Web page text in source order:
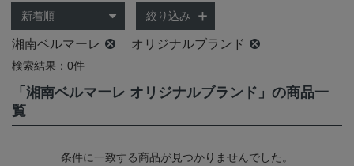
絞り込み
湘南ベルマーレ オリジナルブランド
検索結果：0件
「湘南ベルマーレ オリジナルブランド」の商品一
覧
条件に一致する商品が見つかりませんでした。